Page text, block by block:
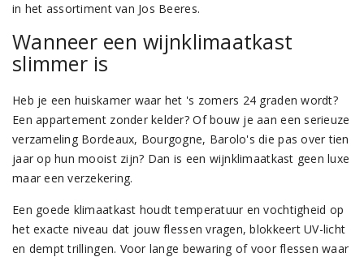
in het assortiment van Jos Beeres.
Wanneer een wijnklimaatkast
slimmer is
Heb je een huiskamer waar het 's zomers 24 graden wordt?
Een appartement zonder kelder? Of bouw je aan een serieuze
verzameling Bordeaux, Bourgogne, Barolo's die pas over tien
jaar op hun mooist zijn? Dan is een wijnklimaatkast geen luxe
maar een verzekering.
Een goede klimaatkast houdt temperatuur en vochtigheid op
het exacte niveau dat jouw flessen vragen, blokkeert UV-licht
en dempt trillingen. Voor lange bewaring of voor flessen waar